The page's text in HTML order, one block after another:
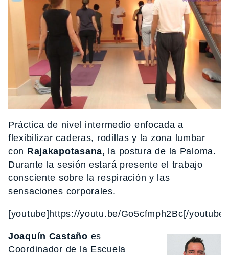
Práctica de nivel intermedio enfocada a
flexibilizar caderas, rodillas y la zona lumbar
con Rajakapotasana, la postura de la Paloma.
Durante la sesión estará presente el trabajo
consciente sobre la respiración y las
sensaciones corporales.
[youtube]https://youtu.be/Go5cfmph2Bc[/youtube]
Joaquín Castaño es
Coordinador de la Escuela